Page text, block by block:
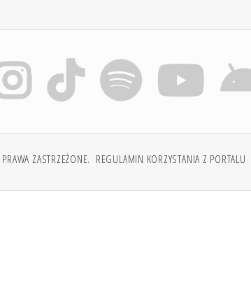
ZASTRZEŻONE. REGULAMIN KORZYSTANIA Z PORTALU